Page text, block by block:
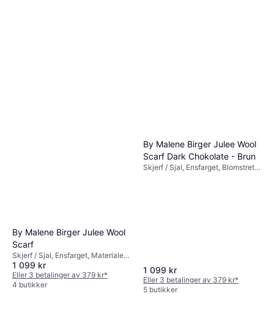
By Malene Birger Julee Wool
Scarf
Skjerf / Sjal, Ensfarget, Materialer:
Ull
1 099 kr
Eller 3 betalinger av 379 kr*
4 butikker
By Malene Birger Julee Wool
Scarf Dark Chokolate - Brun
Skjerf / Sjal, Ensfarget, Blomstrete,
1 099 kr
Eller 3 betalinger av 379 kr*
5 butikker